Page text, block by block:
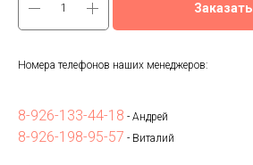
Заказать
Номера телефонов наших менеджеров:
8-926-133-44-18 - Андрей
8-926-198-95-57 - Виталий